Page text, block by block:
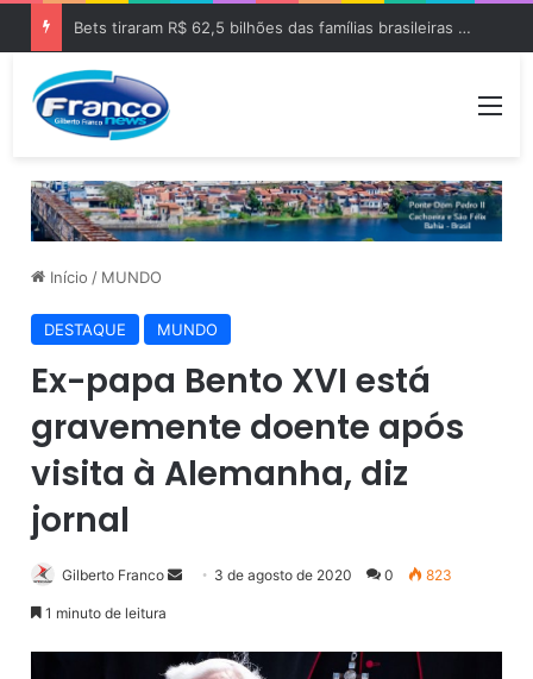
Bets tiraram R$ 62,5 bilhões das famílias brasileiras em 2025
Início / MUNDO
DESTAQUE MUNDO
Ex-papa Bento XVI está
gravemente doente após
visita à Alemanha, diz
jornal
Gilberto Franco
d
3 de agosto de 2020 0 823
1 minuto de leitura